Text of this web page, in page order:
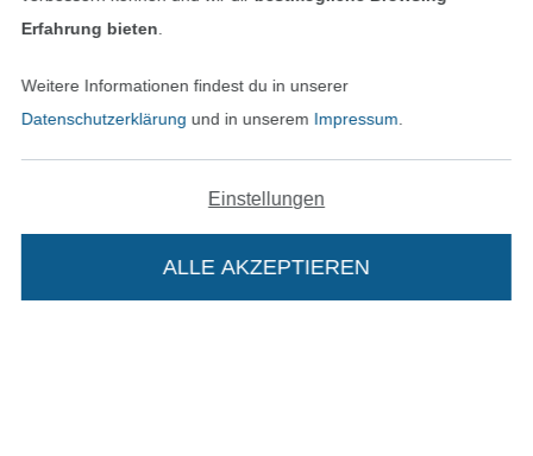
Alle Preise inkl. der gesetzl. MwSt.
Deutsch
Nederlands
In den niederländischen
(France)
In den
Erfahrung bieten
Weitere Informationen findest du in unserer
Datenschutzerklärung und in unserem Impressum
Einstellungen
ALLE AKZEPTIEREN